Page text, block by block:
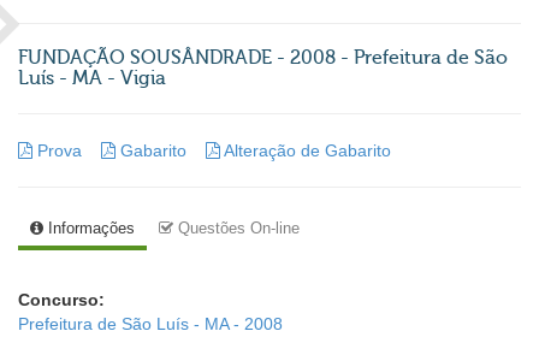
FUNDAÇÃO SOUSÂNDRADE - 2008 - Prefeitura de São
Luís - MA - Vigia
Prova Gabarito Alteração de Gabarito
Informações Questões On-line
Concurso:
Prefeitura de São Luís - MA - 2008